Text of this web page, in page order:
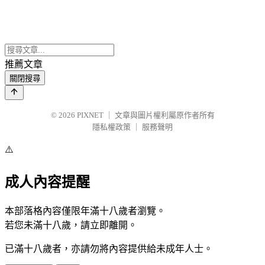
推薦文章
關閉搜尋
© 2026 PIXNET
文章與圖片權利屬原作者所有
隱私權政策
服務聲明
⚠️
成人內容提醒
本部落格內容僅限年滿十八歲者瀏覽。
若您未滿十八歲，請立即離開。
已滿十八歲者，亦請勿將內容提供給未成年人士。